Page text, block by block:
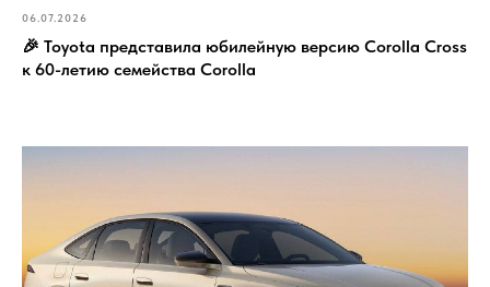
06.07.2026
🎉 Toyota представила юбилейную версию Corolla Cross
к 60-летию семейства Corolla